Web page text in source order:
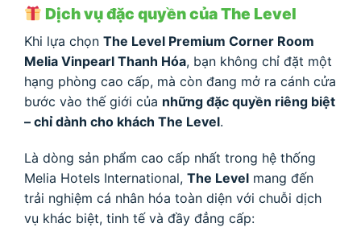
Dịch vụ đặc quyền của The Level
Khi lựa chọn The Level Premium Corner Room
Melia Vinpearl Thanh Hóa, bạn không chỉ đặt một
hạng phòng cao cấp, mà còn đang mở ra cánh cửa
bước vào thế giới của những đặc quyền riêng biệt
– chỉ dành cho khách The Level.
Là dòng sản phẩm cao cấp nhất trong hệ thống
Melia Hotels International, The Level mang đến
trải nghiệm cá nhân hóa toàn diện với chuỗi dịch
vụ khác biệt, tinh tế và đầy đẳng cấp: